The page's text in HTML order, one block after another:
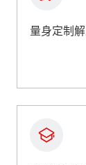
量身定制